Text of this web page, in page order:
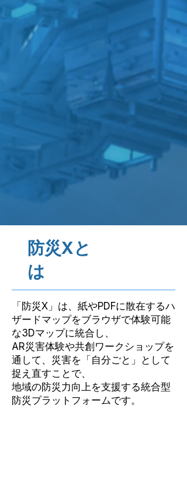
防災Xと
は
「防災X」は、紙やPDFに散在するハ
ザードマップをブラウザで体験可能
な3Dマップに統合し、
AR災害体験や共創ワークショップを
通して、災害を「自分ごと」として
捉え直すことで、
地域の防災力向上を支援する統合型
防災プラットフォームです。